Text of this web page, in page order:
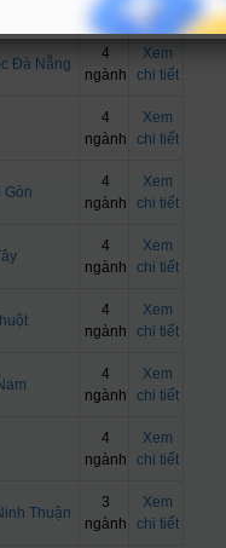
ngành
chi tiết
Đà Nẵng
4
ngành
Xem
chi tiết
4
ngành
Xem
chi tiết
Gòn
4
ngành
Xem
chi tiết
4
ngành
Xem
chi tiết
4
ngành
Xem
chi tiết
4
ngành
Xem
chi tiết
4
ngành
Xem
chi tiết
Thuận
3
ngành
Xem
chi tiết